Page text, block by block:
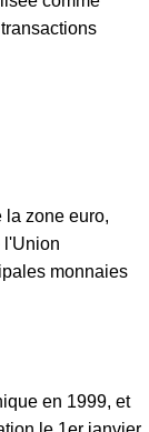
la zone euro,
l'Union
monnaies
en 1999, et